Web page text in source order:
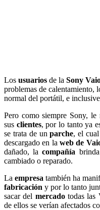
Los usuarios de la Sony
problemas de calentamiento,
normal del portátil, e
Pero como siempre Sony, le
sus clientes, por lo tanto ya
se trata de unparche, el
descargado en laweb de
dañado, lacompañía
cambiado o reparado.
Laempresatambién ha
fabricacióny por lo tanto
sacar del mercadotodas las
de ellos se verían afectados